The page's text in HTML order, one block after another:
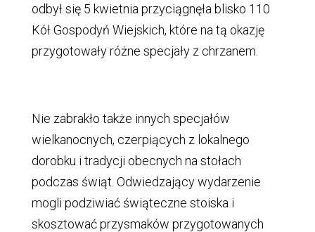
odbył się 5 kwietnia przyciągnęła blisko 110
Kół Gospodyń Wiejskich, które na tą okazję
przygotowały różne specjały z chrzanem.
Nie zabrakło także innych specjałów
wielkanocnych, czerpiących z lokalnego
dorobku i tradycji obecnych na stołach
podczas świąt. Odwiedzający wydarzenie
mogli podziwiać świąteczne stoiska i
skosztować przysmaków przygotowanych